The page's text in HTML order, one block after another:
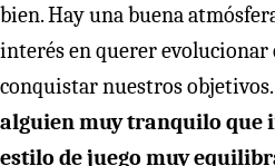
bien. Hay una buena
interés en querer evolucionar
conquistar nuestros objetivos.
alguien muy tranquilo
estilo de juego muy